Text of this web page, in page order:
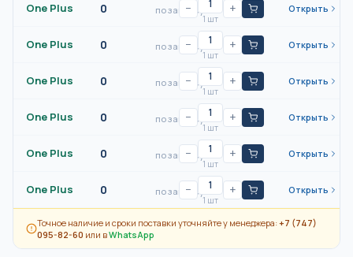
One Plus 0 по запросу
−
1 шт
+ Открыть
One Plus 0 по запросу
−
1 шт
+ Открыть
One Plus 0 по запросу
−
1 шт
+ Открыть
One Plus 0 по запросу
−
1 шт
+ Открыть
One Plus 0 по запросу
−
1 шт
+ Открыть
One Plus 0 по запросу
−
1 шт
+ Открыть
Точное наличие и сроки поставки уточняйте у менеджера:+7 (747)
095-82-60 или вWhatsApp